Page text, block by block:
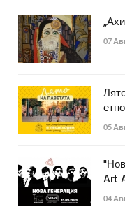
07
05
Art
04